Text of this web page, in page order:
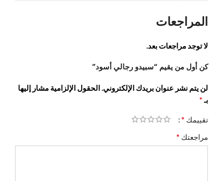
المراجعات
لا توجد مراجعات بعد.
كن أول من يقيم “سبيدو رجالي أسود”
لن يتم نشر عنوان بريدك الإلكتروني.الحقول الإلزامية مشار إليها
بـ*
تقييمك *
مراجعتك *